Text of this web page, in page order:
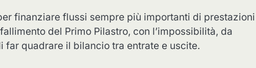
finanziare flussi sempre più importanti di prestazioni
del Primo Pilastro, con l’impossibilità, da
far quadrare il bilancio tra entrate e uscite.